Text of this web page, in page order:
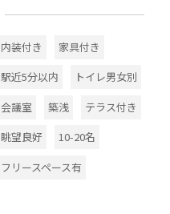
内装付き
家具付き
駅近5分以内
トイレ男女別
会議室
築浅
テラス付き
眺望良好
10-20名
フリースペース有